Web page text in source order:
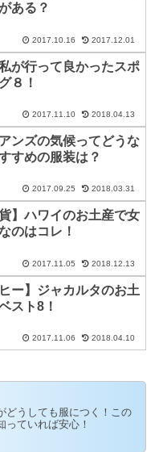
ある？
2017.10.16 2017.12.01
が行って良かったスポ
８！
2017.11.10 2018.04.13
ンズの気候ってどうな
すめの服装は？
2017.09.25 2018.03.31
】ハワイのお土産で女
のはコレ！
2017.11.05 2018.12.13
ー】ジャカルタのお土
スト8！
2017.11.06 2018.04.10
どうしても服につく！この
っていれば安心！